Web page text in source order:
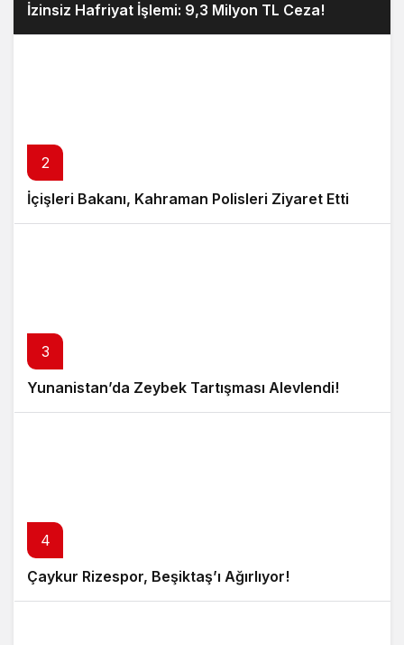
İzinsiz Hafriyat İşlemi: 9,3 Milyon TL Ceza!
2
İçişleri Bakanı, Kahraman Polisleri Ziyaret Etti
3
Yunanistan’da Zeybek Tartışması Alevlendi!
4
Çaykur Rizespor, Beşiktaş’ı Ağırlıyor!